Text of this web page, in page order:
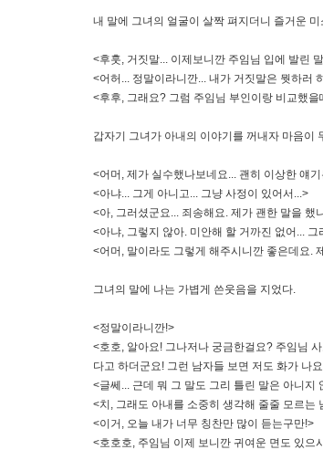
내 말에 그녀의 얼굴이 살짝 펴지더니 즐거운
<후훗, 거짓말... 이제보니깐 주임님 입에 발린
<어허... 정말이라니깐... 내가 거짓말은 뭣하러
<후후, 그래요? 그럼 주임님 부인이랑 비교했
갑자기 그녀가 아내의 이야기를 꺼내자 마음이
<어머, 제가 실수했나보네요... 괜히 이상한 얘
<아냐... 그게 아니고... 그냥 사정이 있어서...>
<아, 그러셨군요... 죄송해요. 제가 괜한 말을 했
<아냐, 그렇지 않아. 미안해 할 거까진 없어...
<어머, 말이라도 그렇게 해주시니깐 좋은데요.
그녀의 말에 나는 가볍게 쓴웃음을 지었다.
<정말이라니깐!>
<호호, 알아요! 그나저나 궁금한걸요? 주임님
다고 하더군요! 그런 남자들 보면 저도 화가 나
<글쎄... 근데 뭐 그 말도 그리 틀린 말은 아니지
<치, 그래도 아내를 소중히 생각해 줄줄 모르는
<이거, 오늘 내가 너무 칭찬만 많이 듣는구만!>
<호호호, 주임님 이제 보니깐 귀여운 면도 있으